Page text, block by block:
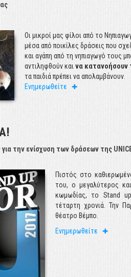
Οι μικροί μας φίλοι από το
μέσα από ποικίλες δράσεις που
και αγάπη από τη νηπιαγωγό τους
αντιληφθούν καινα κατανοήσουν
τα παιδιά πρέπει να απολαμβάνουν.
Ενημερωθείτε
Ελλάδα 2017 – Τα
της UNICEF από
παρουσιάζει τα
στοιχεία για την
σήμερα.
Ενημερωθείτε
την ενίσχυση των δράσεων της
Πιστός στο
του, ο μεγαλύτερος
κωμωδίας, το Stand
τέταρτη χρονιά. Την
θέατρο Βέμπο.
Ενημερωθείτε